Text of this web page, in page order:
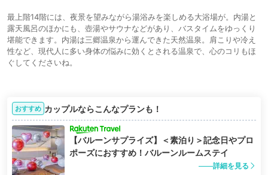
最上階14階には、夜景を望みながら湯浴みを楽しめる大浴場が。内湯と
露天風呂のほかにも、壺湯やサウナなどがあり、バスタイムをゆっくり
堪能できます。内湯は三郷温泉から運んできた天然温泉。肩こりや冷え
性など、現代人に多い身体の悩みに効くとされる温泉で、心のコリもほ
ぐしてくださいね。
おすすめ カップルならこんなプランも！
【バルーンサプライズ】＜素泊り＞記念日やプロ
ポーズにおすすめ！バルーンルームステイ
詳細を見る